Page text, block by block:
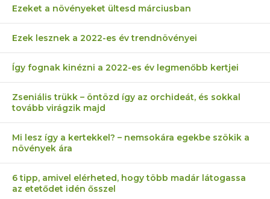
Ezeket a növényeket ültesd márciusban
Ezek lesznek a 2022-es év trendnövényei
Így fognak kinézni a 2022-es év legmenőbb kertjei
Zseniális trükk – öntözd így az orchideát, és sokkal
tovább virágzik majd
Mi lesz így a kertekkel? – nemsokára egekbe szökik a
növények ára
6 tipp, amivel elérheted, hogy több madár látogassa
az etetődet idén ősszel